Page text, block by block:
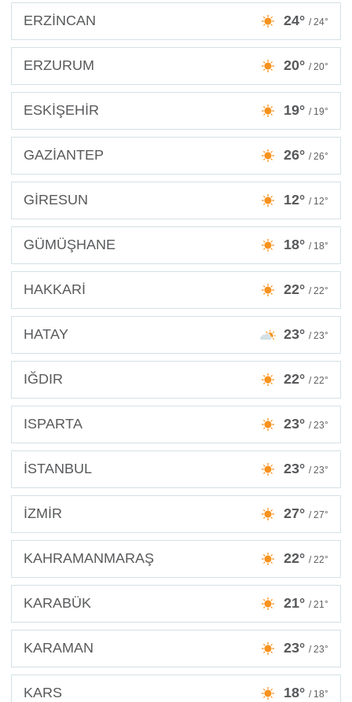
ERZİNCAN 24° / 24°
ERZURUM 20° / 20°
ESKİŞEHİR 19° / 19°
GAZİANTEP 26° / 26°
GİRESUN 12° / 12°
GÜMÜŞHANE 18° / 18°
HAKKARİ 22° / 22°
HATAY 23° / 23°
IĞDIR 22° / 22°
ISPARTA 23° / 23°
İSTANBUL 23° / 23°
İZMİR 27° / 27°
KAHRAMANMARAŞ 22° / 22°
KARABÜK 21° / 21°
KARAMAN 23° / 23°
KARS 18° / 18°